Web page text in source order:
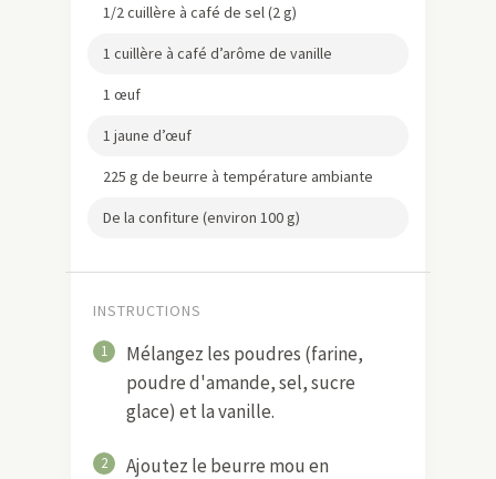
1/2 cuillère à café de sel (2 g)
1 cuillère à café d’arôme de vanille
1 œuf
1 jaune d’œuf
225 g de beurre à température ambiante
De la confiture (environ 100 g)
INSTRUCTIONS
1
Mélangez les poudres (farine,
poudre d'amande, sel, sucre
glace) et la vanille.
2
Ajoutez le beurre mou en